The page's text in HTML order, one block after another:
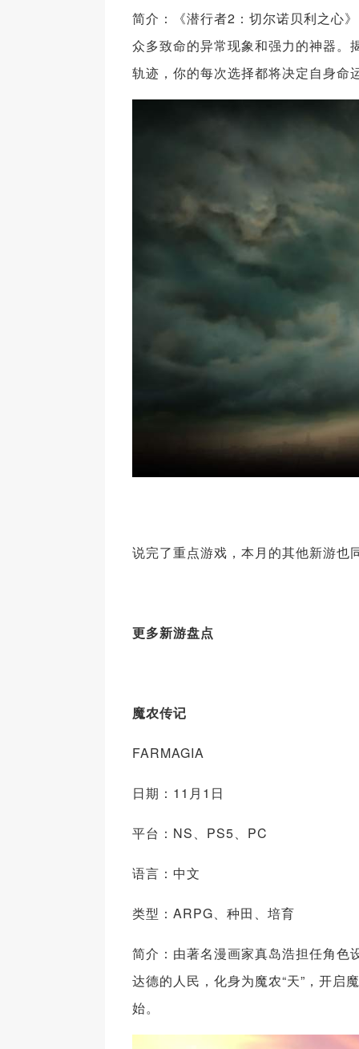
简介：《潜行者2：切尔诺贝利之心
众多致命的异常现象和强力的神器。
轨迹，你的每次选择都将决定自身命
说完了重点游戏，本月的其他新游也
更多新游盘点
魔农传记
FARMAGIA
日期：11月1日
平台：NS、PS5、PC
语言：中文
类型：ARPG、种田、培育
简介：由著名漫画家真岛浩担任角色
达德的人民，化身为魔农“天”，开启
始。